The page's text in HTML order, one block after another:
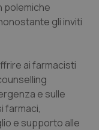
Ulcerosa
polemiche
gli inviti
ai farmacisti
e sulle
farmaci,
e supporto alle